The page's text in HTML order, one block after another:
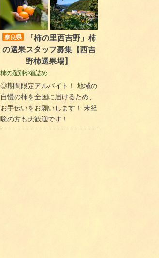
奈良県
「柿の里西吉野」柿
の選果スタッフ募集【西吉
野柿選果場】
柿の選別や箱詰め
◎期間限定アルバイト！ 地域の
自慢の柿を全国に届けるため、
お手伝いをお願いします！ 未経
験の方も大歓迎です！